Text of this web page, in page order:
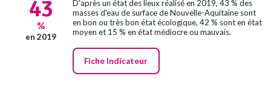
43
%
en 2019
D'après un état des lieux réalisé en 2019, 43 % des
masses d'eau de surface de Nouvelle-Aquitaine sont
en bon ou très bon état écologique, 42 % sont en état
moyen et 15 % en état médiocre ou mauvais.
Fiche Indicateur